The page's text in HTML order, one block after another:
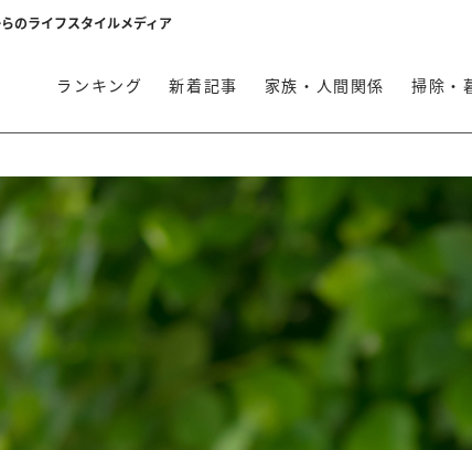
のライフスタイルメディア
ランキング 新着記事 家族・人間関係 掃除・